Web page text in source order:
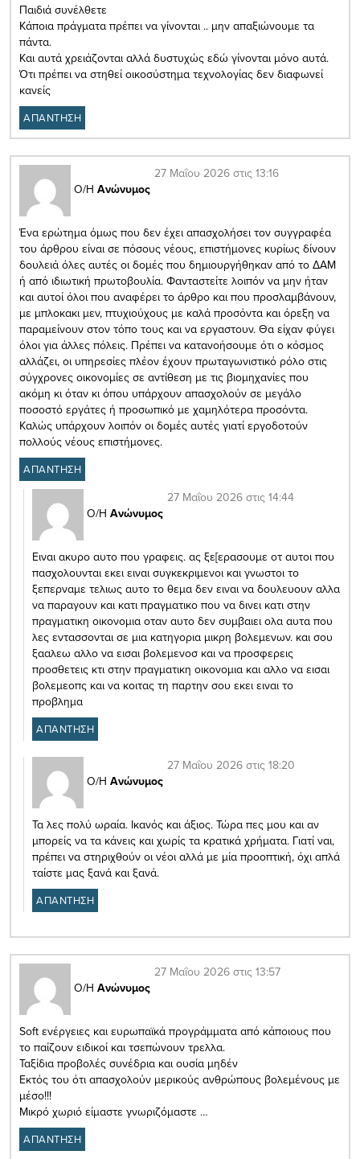
Παιδιά συνέλθετε
Κάποια πράγματα πρέπει να γίνονται .. μην απαξιώνουμε τα
πάντα.
Και αυτά χρειάζονται αλλά δυστυχώς εδώ γίνονται μόνο αυτά.
Ότι πρέπει να στηθεί οικοσύστημα τεχνολογίας δεν διαφωνεί
κανείς
ΑΠΑΝΤΗΣΗ
Ο/Η Ανώνυμος
27 Μαΐου 2026 στις 13:16
Ένα ερώτημα όμως που δεν έχει απασχολήσει τον συγγραφέα
του άρθρου είναι σε πόσους νέους, επιστήμονες κυρίως δίνουν
δουλειά όλες αυτές οι δομές που δημιουργήθηκαν από το ΔΑΜ
ή από ιδιωτική πρωτοβουλία. Φανταστείτε λοιπόν να μην ήταν
και αυτοί όλοι που αναφέρει το άρθρο και που προσλαμβάνουν,
με μπλοκακι μεν, πτυχιούχους με καλά προσόντα και όρεξη να
παραμείνουν στον τόπο τους και να εργαστουν. Θα είχαν φύγει
όλοι για άλλες πόλεις. Πρέπει να κατανοήσουμε ότι ο κόσμος
αλλάζει, οι υπηρεσίες πλέον έχουν πρωταγωνιστικό ρόλο στις
σύγχρονες οικονομίες σε αντίθεση με τις βιομηχανίες που
ακόμη κι όταν κι όπου υπάρχουν απασχολούν σε μεγάλο
ποσοστό εργάτες ή προσωπικό με χαμηλότερα προσόντα.
Καλώς υπάρχουν λοιπόν οι δομές αυτές γιατί εργοδοτούν
πολλούς νέους επιστήμονες.
ΑΠΑΝΤΗΣΗ
Ο/Η Ανώνυμος
27 Μαΐου 2026 στις 14:44
Ειναι ακυρο αυτο που γραφεις. ας ξε[ερασουμε οτ αυτοι που
πασχολουνται εκει ειναι συγκεκριμενοι και γνωστοι το
ξεπερναμε τελιως αυτο το θεμα δεν ειναι να δουλευουν αλλα
να παραγουν και κατι πραγματικο που να δινει κατι στην
πραγματικη οικονομια οταν αυτο δεν συμβαιει ολα αυτα που
λες εντασσονται σε μια κατηγορια μικρη βολεμενων. και σου
ξααλεω αλλο να εισαι βολεμενοσ και να προσφερεις
προσθετεις κτι στην πραγματικη οικονομια και αλλο να εισαι
βολεμεοπς και να κοιτας τη παρτην σου εκει ειναι το
προβλημα
ΑΠΑΝΤΗΣΗ
Ο/Η Ανώνυμος
27 Μαΐου 2026 στις 18:20
Τα λες πολύ ωραία. Ικανός και άξιος. Τώρα πες μου και αν
μπορείς να τα κάνεις και χωρίς τα κρατικά χρήματα. Γιατί ναι,
πρέπει να στηριχθούν οι νέοι αλλά με μία προοπτική, όχι απλά
ταίστε μας ξανά και ξανά.
ΑΠΑΝΤΗΣΗ
Ο/Η Ανώνυμος
27 Μαΐου 2026 στις 13:57
Soft ενέργειες και ευρωπαϊκά προγράμματα από κάποιους που
το παίζουν ειδικοί και τσεπώνουν τρελλα.
Ταξίδια προβολές συνέδρια και ουσία μηδέν
Εκτός του ότι απασχολούν μερικούς ανθρώπους βολεμένους με
μέσο!!!
Μικρό χωριό είμαστε γνωριζόμαστε …
ΑΠΑΝΤΗΣΗ